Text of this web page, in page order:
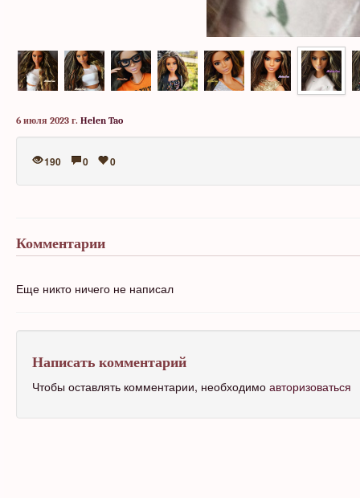
6 июля 2023 г. Helen Tao
190 0 0
Комментарии
Еще никто ничего не написал
Написать комментарий
Чтобы оставлять комментарии, необходимо авторизоваться